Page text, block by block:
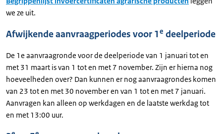
we ze uit.
Afwijkende aanvraagperiodes voor 1e deelperiode
De 1e aanvraagronde voor de deelperiode van 1 januari tot en
met 31 maart is van 1 tot en met 7 november. Zijn er hierna nog
hoeveelheden over? Dan kunnen er nog aanvraagrondes komen
van 23 tot en met 30 november en van 1 tot en met 7 januari.
Aanvragen kan alleen op werkdagen en de laatste werkdag tot
en met 13:00 uur.